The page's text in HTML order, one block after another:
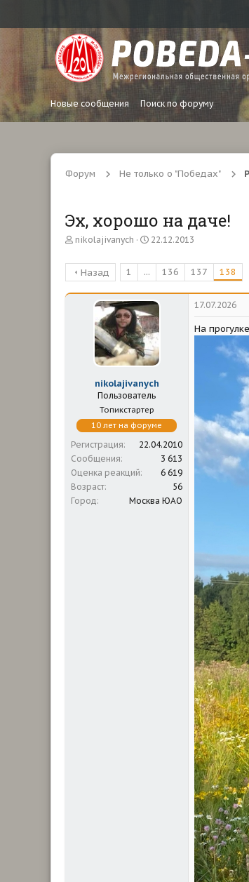
Новые сообщения Поиск по форуму
Форум Не только о "Победах"
Эх, хорошо на даче!
А
т
о
р
т
nikolajivanych
Д
т
н
а
ч
а
л
а
22.12.2013
Назад 1 ... 136 137 138
nikolajivanych
Пользователь
Топикстартер
10 лет на форуме
Регистрация
22.04.2010
Сообщения
3 613
Оценка реакций
6 619
Возраст
56
Город
Москва ЮАО
17.07.2026
На